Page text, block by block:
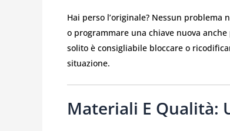
Hai perso l’originale? Nessun
o programmare una chiave nuova
solito è consigliabile bloccare o
situazione.
Materiali E Qualità: